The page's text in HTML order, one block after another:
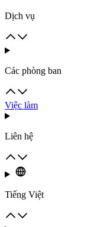
Dịch vụ
Các phòng ban
Việc làm
Liên hệ
Tiếng Việt